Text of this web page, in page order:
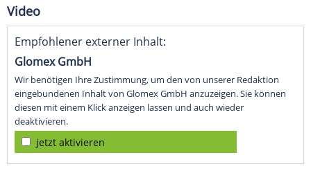
Video
Empfohlener externer Inhalt:
Glomex GmbH
Wir benötigen Ihre Zustimmung, um den von unserer Redaktion
eingebundenen Inhalt von Glomex GmbH anzuzeigen. Sie können
diesen mit einem Klick anzeigen lassen und auch wieder
deaktivieren.
jetzt aktivieren